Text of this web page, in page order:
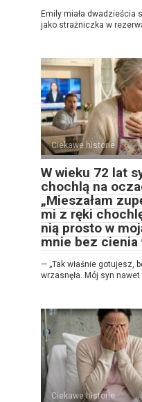
Emily miała dwadzieścia
jako strażniczka w
Ciekawe historie
W wieku 72 lat
chochlą na
„Mieszałam
mi z ręki
nią prosto w
mnie bez cienia
— „Tak właśnie gotujesz,
wrzasnęła. Mój syn nawet
Ciekawe historie